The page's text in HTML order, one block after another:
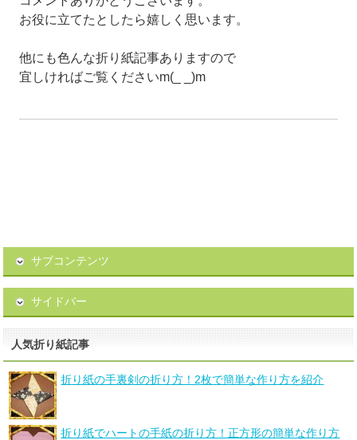
お役に立てたとしたら嬉しく思います。
他にも色んな折り紙記事ありますので
宜しければご覧くださいm(_ _)m
サブコンテンツ
サイドバー
人気折り紙記事
折り紙の手裏剣の折り方！2枚で簡単な作り方を紹介
折り紙でハートの手紙の折り方！正方形の簡単な作り方